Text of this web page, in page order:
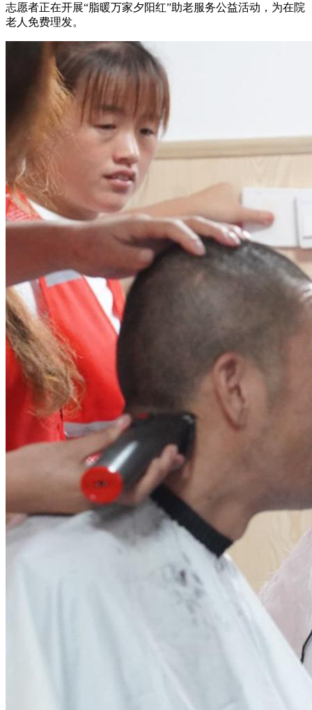
志愿者正在开展“脂暖万家夕阳红”助老服务公益活动，为在院
老人免费理发。